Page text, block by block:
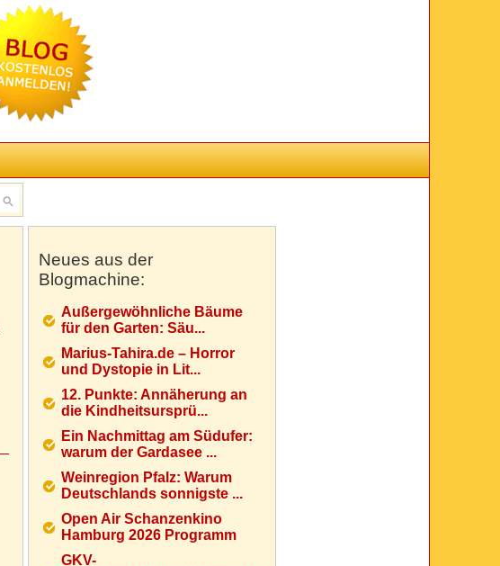
Neues aus der
Blogmachine:
Außergewöhnliche Bäume
für den Garten: Säu...
Marius-Tahira.de – Horror
und Dystopie in Lit...
12. Punkte: Annäherung an
die Kindheitsursprü...
Ein Nachmittag am Südufer:
warum der Gardasee ...
Weinregion Pfalz: Warum
Deutschlands sonnigste ...
Open Air Schanzenkino
Hamburg 2026 Programm
GKV-